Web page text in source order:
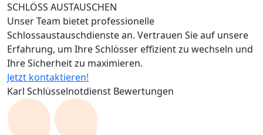
SCHLÖSS AUSTAUSCHEN
Unser Team bietet professionelle
Schlossaustauschdienste an. Vertrauen Sie auf unsere
Erfahrung, um Ihre Schlösser effizient zu wechseln und
Ihre Sicherheit zu maximieren.
Jetzt kontaktieren!
Karl Schlüsselnotdienst Bewertungen